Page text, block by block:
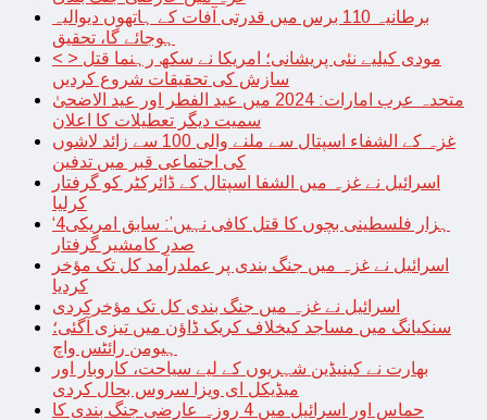
برطانیہ 110 برس میں قدرتی آفات کے ہاتھوں دیوالیہ
ہوجائے گا، تحقیق
< > مودی کیلیے نئی پریشانی؛ امریکا نے سکھ رہنما قتل
سازش کی تحقیقات شروع کردیں
متحدہ عرب امارات: 2024 میں عید الفطر اور عید الاضحیٰ
سمیت دیگر تعطیلات کا اعلان
غزہ کے الشفاء اسپتال سے ملنے والی 100 سے زائد لاشوں
کی اجتماعی قبر میں تدفین
اسرائیل نے غزہ میں الشفا اسپتال کے ڈائرکٹر کو گرفتار
کرلیا
‘4ہزار فلسطینی بچوں کا قتل کافی نہیں’: سابق امریکی
صدر کامشیر گرفتار
اسرائیل نے غزہ میں جنگ بندی پر عملدرآمد کل تک مؤخر
کردیا
اسرائیل نے غزہ میں جنگ بندی کل تک مؤخرکردی
سنکیانگ میں مساجد کیخلاف کریک ڈاؤن میں تیزی آگئی؛
ہیومن رائٹس واچ
بھارت نے کینیڈین شہریوں کے لیے سیاحت، کاروبار اور
میڈیکل ای ویزا سروس بحال کردی
حماس اور اسرائیل میں 4 روزہ عارضی جنگ بندی کا